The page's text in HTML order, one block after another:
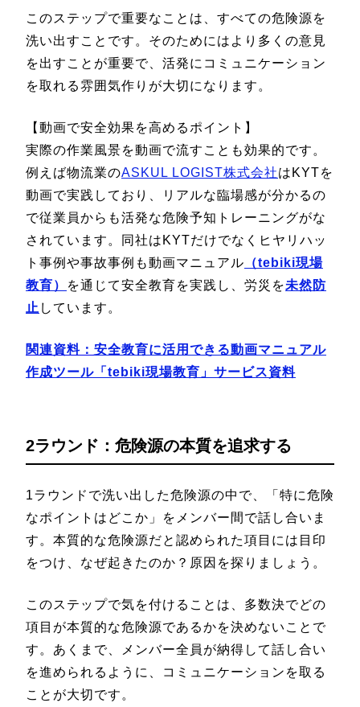
このステップで重要なことは、すべての危険源を
洗い出すことです。そのためにはより多くの意見
を出すことが重要で、活発にコミュニケーション
を取れる雰囲気作りが大切になります。
【動画で安全効果を高めるポイント】
実際の作業風景を動画で流すことも効果的です。
例えば物流業のASKUL LOGIST株式会社はKYTを
動画で実践しており、リアルな臨場感が分かるの
で従業員からも活発な危険予知トレーニングがな
されています。同社はKYTだけでなくヒヤリハッ
ト事例や事故事例も動画マニュアル （tebiki現場
教育）
を通じて安全教育を実践し、労災を未然防
止 しています。
関連資料： 安全教育に活用できる動画マニュアル
作成ツール「tebiki現場教育」サービス資料
2ラウンド：危険源の本質を追求する
1ラウンドで洗い出した危険源の中で、「特に危険
なポイントはどこか」をメンバー間で話し合いま
す。本質的な危険源だと認められた項目には目印
をつけ、なぜ起きたのか？原因を探りましょう。
このステップで気を付けることは、多数決でどの
項目が本質的な危険源であるかを決めないことで
す。あくまで、メンバー全員が納得して話し合い
を進められるように、コミュニケーションを取る
ことが大切です。